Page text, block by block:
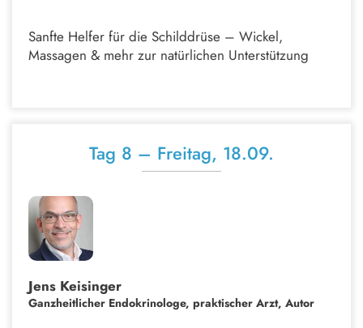
Sanfte Helfer für die Schilddrüse – Wickel,
Massagen & mehr zur natürlichen Unterstützung
Tag 8 – Freitag, 18.09.
Jens Keisinger
Ganzheitlicher Endokrinologe, praktischer Arzt, Autor